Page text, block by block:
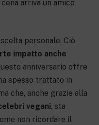
arriva un amico
personale. Ciò
impatto anche
anniversario offre
spesso trattato in
che, anche grazie alla
vegani, sta
non ricordare il